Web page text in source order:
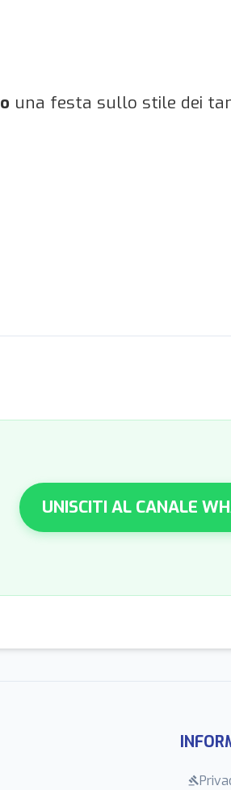
una festa sullo stile dei
UNISCITI AL CANALE
gavel